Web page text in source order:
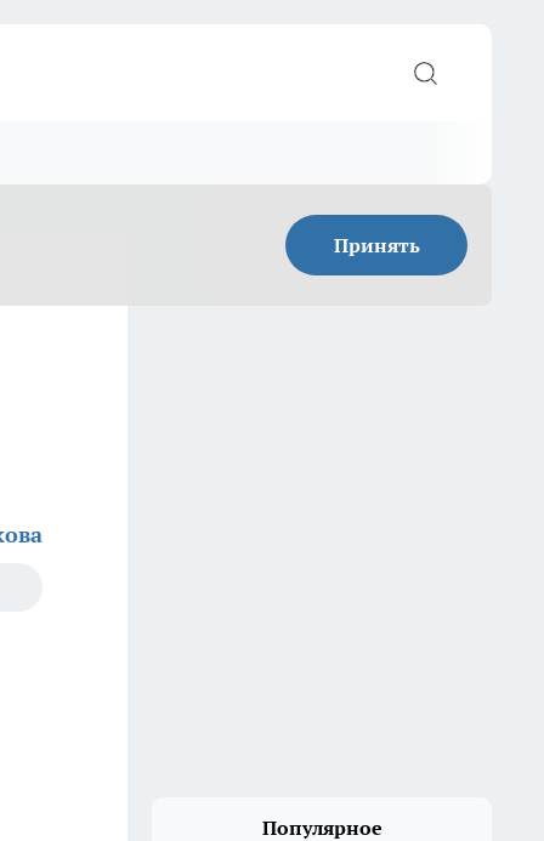
Принять
Популярное